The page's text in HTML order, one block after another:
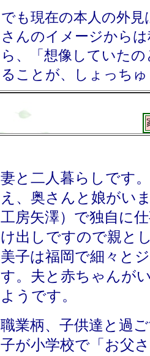
でも現在の本人の外
さんのイメージから
ら、「想像していた
ることが、しょっち
妻と二人暮らしです。
え、奥さんと娘がい
工房矢澤）で独自に
け出しですので親と
美子は福岡で細々と
す。夫と赤ちゃんが
ようです。
職業柄、子供達と過
子が小学校で「お父